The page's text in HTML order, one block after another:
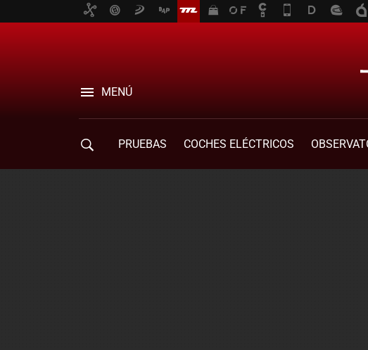
MENÚ
PRUEBAS COCHES ELÉCTRICOS